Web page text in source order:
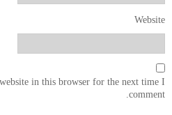
Website
in this browser for the next time I
comment.